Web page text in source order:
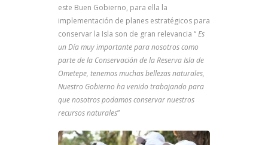
este Buen Gobierno, para ella la
implementación de planes estratégicos para
conservar la Isla son de gran relevancia “Es
un Día muy importante para nosotros como
parte de la Conservación de la Reserva Isla de
Ometepe, tenemos muchas bellezas naturales,
Nuestro Gobierno ha venido trabajando para
que nosotros podamos conservar nuestros
recursos naturales”